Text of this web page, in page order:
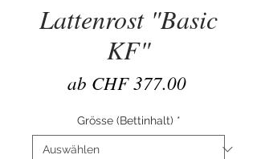
Lattenrost "Basic
KF"
ab CHF 377.00Sale-
Grösse (Bettinhalt) *